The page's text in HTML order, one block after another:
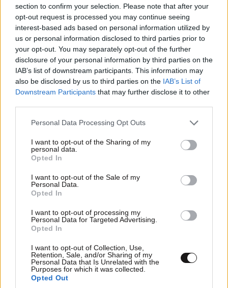
section to confirm your selection. Please note that after your
opt-out request is processed you may continue seeing
interest-based ads based on personal information utilized by
us or personal information disclosed to third parties prior to
your opt-out. You may separately opt-out of the further
disclosure of your personal information by third parties on the
IAB’s list of downstream participants. This information may
also be disclosed by us to third parties on the IAB’s List of
Downstream Participants that may further disclose it to other
Please note that this website/app uses one or more Google
not limited to your visit or usage behaviour. You may click to
grant or deny consent to Google and its third-party tags to
use your data for below specified purposes in below Google
consent section.
Personal Data Processing Opt Outs
I want to opt-out of the Sharing of my
personal data.
Opted In
I want to opt-out of the Sale of my
Personal Data.
Opted In
I want to opt-out of processing my
Personal Data for Targeted Advertising.
Opted In
I want to opt-out of Collection, Use,
Retention, Sale, and/or Sharing of my
Personal Data that Is Unrelated with the
Purposes for which it was collected.
Opted Out
Ακολουθήστε τοNEWSBEASTστοGoogle News
και μάθετε πρώτοι όλες τις ειδήσεις
ΣΧΌΛΙΑ ΑΝΑΓΝΩΣΤΏΝ